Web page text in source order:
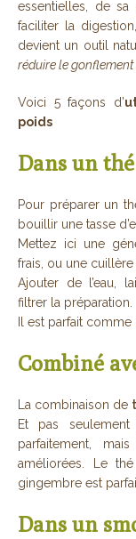
essentielles, de
faciliter la
devient un outil
réduire le
Voici 5 façons d’
poids
Dans un
Pour préparer un
bouillir une tasse
Mettez ici une
frais, ou une
Ajouter de l’eau,
filtrer la préparation.
Il est parfait
Combiné
La combinaison de
Et pas
parfaitement,
améliorées. Le
gingembre est
Dans un